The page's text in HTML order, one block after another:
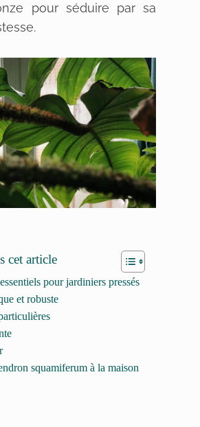
pour séduire par sa
cet article
pour jardiniers pressés
et robuste
squamiferum à la maison